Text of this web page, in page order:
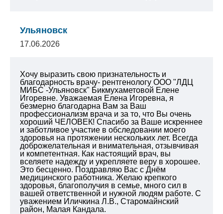
Ульяновск
17.06.2026
Хочу выразить свою признательность и
благодарность врачу- рентгенологу ООО "ЛДЦ
МИБС -Ульяновск" Бикмухаметовой Елене
Игоревне. Уважаемая Елена Игоревна, я
безмерно благодарна Вам за Ваш
профессионализм врача и за то, что Вы очень
хороший ЧЕЛОВЕК! Спасибо за Ваше искреннее
и заботливое участие в обследовании моего
здоровья на протяжении нескольких лет. Всегда
доброжелательная и внимательная, отзывчивая
и компетентная. Как настоящий врач, вы
вселяете надежду и укрепляете веру в хорошее.
Это бесценно. Поздравляю Вас с Днём
медицинского работника. Желаю крепкого
здоровья, благополучия в семье, много сил в
вашей ответственной и нужной людям работе. С
уважением Иличкина Л.В., Старомайнский
район, Малая Кандала.